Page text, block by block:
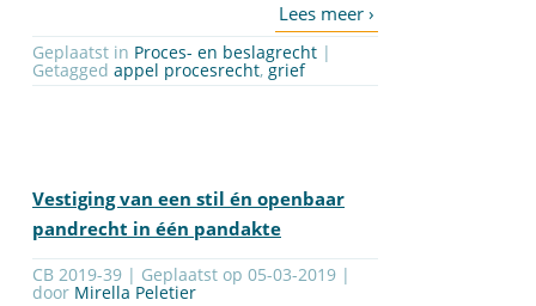
Geplaatst in Proces- en beslagrecht
Getagged appel procesrecht, grief
Vestiging van een stil én openbaar
pandrecht in één pandakte
CB 2019-39 | Geplaatst op 05-03-2019 |
door Mirella Peletier